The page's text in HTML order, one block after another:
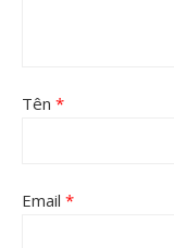
Tên *
Email *